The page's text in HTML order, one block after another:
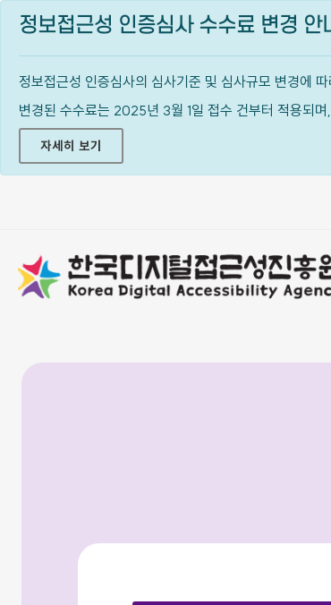
정보접근성 인증심사 수수료 변경 안
정보접근성 인증심사의 심사기준 및 심사규모 변경에
변경된 수수료는 2025년 3월 1일 접수 건부터 적용되
자세히 보기